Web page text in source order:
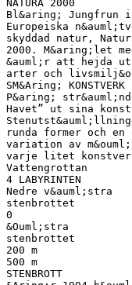
NATURA 2000
Bl&aring; Jungfrun
Europeiska
skyddad natur,
2000. M&aring;let
&auml;r att hejda
arter och
SM&Aring; KONSTVERK
P&aring;
Havet” ut sina
runda former och en
variation av
varje litet
Vattengrottan
4 LABYRINTEN
Nedre v&auml;stra
stenbrottet
0
&Ouml;stra
stenbrottet
200 m
500 m
STENBROTT